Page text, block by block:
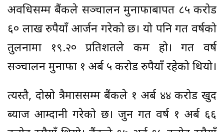
अवधिसम्म बैंकले सञ्चालन मुनाफाबापत ८५ करोड
६० लाख रुपैयाँ आर्जन गरेको छ। यो पनि गत वर्षको
तुलनामा १९.२० प्रतिशतले कम हो। गत वर्ष
सञ्चालन मुनाफा १ अर्ब ५ करोड रुपैयाँ रहेको थियो।
त्यस्तै, दोस्रो त्रैमाससम्म बैंकले १ अर्ब ४४ करोड खुद
ब्याज आम्दानी गरेको छ। जुन गत वर्ष १ अर्ब ६६